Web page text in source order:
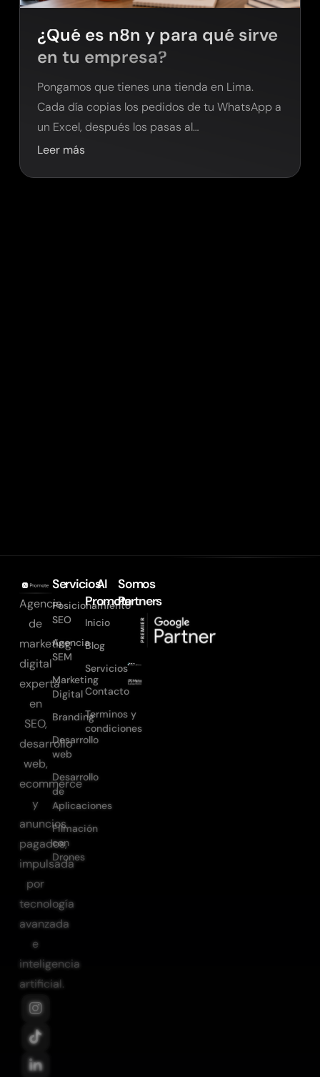
¿Qué es n8n y para qué sirve
en tu empresa?
Pongamos que tienes una tienda en Lima.
Cada día copias los pedidos de tu WhatsApp a
un Excel, después los pasas al…
Leer más
Agencia
de
marketing
digital
experta
en
SEO,
desarrollo
web,
ecommerce
y
anuncios
pagados,
impulsada
por
tecnología
avanzada
e
inteligencia
artificial.
Servicios
Posicionamiento
SEO
Agencia
SEM
Marketing
Digital
Branding
Desarrollo
web
Desarrollo
de
Aplicaciones
Filmación
con
Drones
AI
Promote
Inicio
Blog
Servicios
Contacto
Terminos y
condiciones
Somos
Partners